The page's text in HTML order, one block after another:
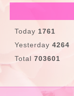
Today 1761
Yesterday 4264
Total 703601